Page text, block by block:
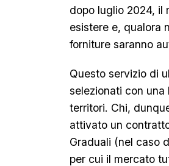
dopo luglio 2024, il
esistere e, qualora
forniture saranno
Questo servizio di
selezionati con
territori. Chi,
attivato un
Graduali (nel caso
per cui il mercato